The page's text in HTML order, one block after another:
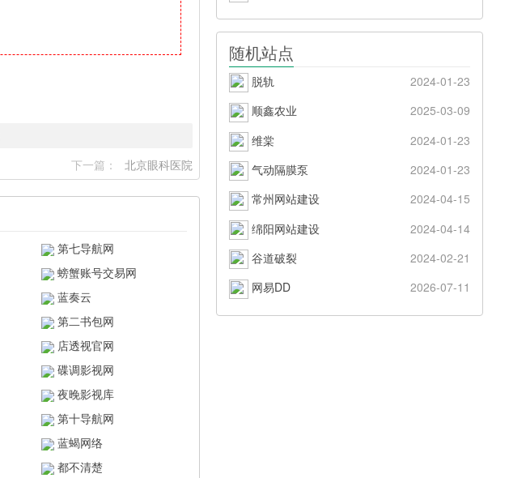
下一篇： 北京眼科医院
第七导航网
螃蟹账号交易网
蓝奏云
第二书包网
店透视官网
碟调影视网
夜晚影视库
第十导航网
蓝蝎网络
都不清楚
随机站点
脱轨
2024-01-23
顺鑫农业
2025-03-09
维棠
2024-01-23
气动隔膜泵
2024-01-23
常州网站建设
2024-04-15
绵阳网站建设
2024-04-14
谷道破裂
2024-02-21
网易DD
2026-07-11